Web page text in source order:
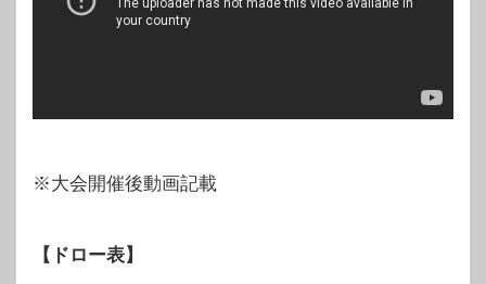
※大会開催後動画記載
【ドロー表】